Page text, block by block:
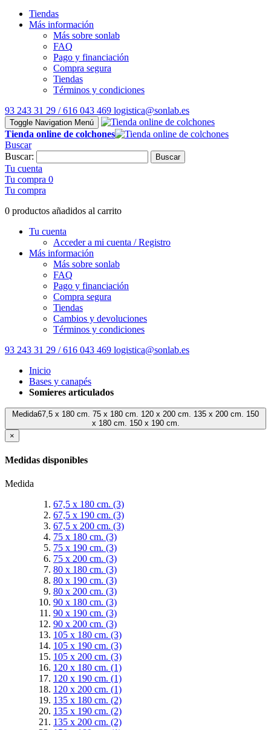
Tiendas
Más información
Más sobre sonlab
FAQ
Pago y financiación
Compra segura
Tiendas
Términos y condiciones
93 243 31 29 / 616 043 469 logistica@sonlab.es
Toggle Navigation Menú
Tienda online de colchones
Buscar
Buscar:
Buscar
Tu cuenta
Tu compra 0
Tu compra
0 productos añadidos al carrito
Tu cuenta
Acceder a mi cuenta / Registro
Más información
Más sobre sonlab
FAQ
Pago y financiación
Compra segura
Tiendas
Cambios y devoluciones
Términos y condiciones
93 243 31 29 / 616 043 469 logistica@sonlab.es
Inicio
Bases y canapés
Somieres articulados
Medida67,5 x 180 cm. 75 x 180 cm. 120 x 200 cm. 135 x 200 cm. 150
x 180 cm. 150 x 190 cm.
×
Medidas disponibles
Medida
67,5 x 180 cm. (3)
67,5 x 190 cm. (3)
67,5 x 200 cm. (3)
75 x 180 cm. (3)
75 x 190 cm. (3)
75 x 200 cm. (3)
80 x 180 cm. (3)
80 x 190 cm. (3)
80 x 200 cm. (3)
90 x 180 cm. (3)
90 x 190 cm. (3)
90 x 200 cm. (3)
105 x 180 cm. (3)
105 x 190 cm. (3)
105 x 200 cm. (3)
120 x 180 cm. (1)
120 x 190 cm. (1)
120 x 200 cm. (1)
135 x 180 cm. (2)
135 x 190 cm. (2)
135 x 200 cm. (2)